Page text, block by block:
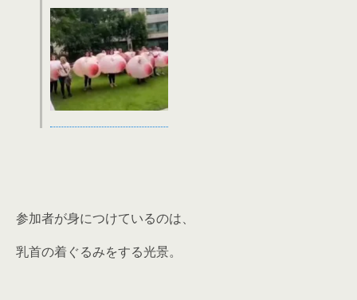
参加者が身につけているのは、
乳首の着ぐるみをする光景。